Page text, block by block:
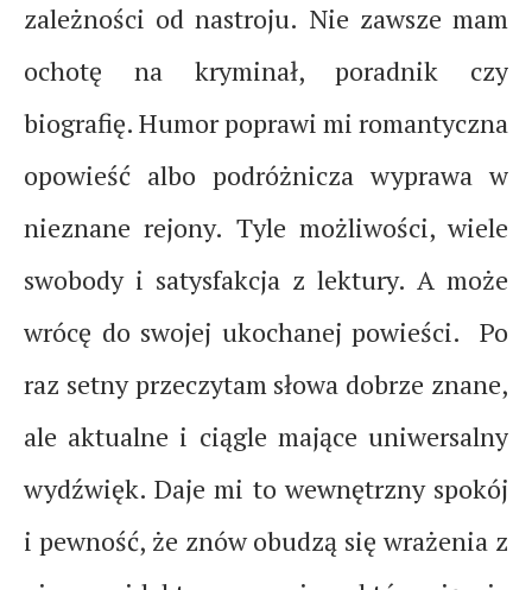
zależności od nastroju. Nie zawsze mam
ochotę na kryminał, poradnik czy
biografię. Humor poprawi mi romantyczna
opowieść albo podróżnicza wyprawa w
nieznane rejony. Tyle możliwości, wiele
swobody i satysfakcja z lektury. A może
wrócę do swojej ukochanej powieści. Po
raz setny przeczytam słowa dobrze znane,
ale aktualne i ciągle mające uniwersalny
wydźwięk. Daje mi to wewnętrzny spokój
i pewność, że znów obudzą się wrażenia z